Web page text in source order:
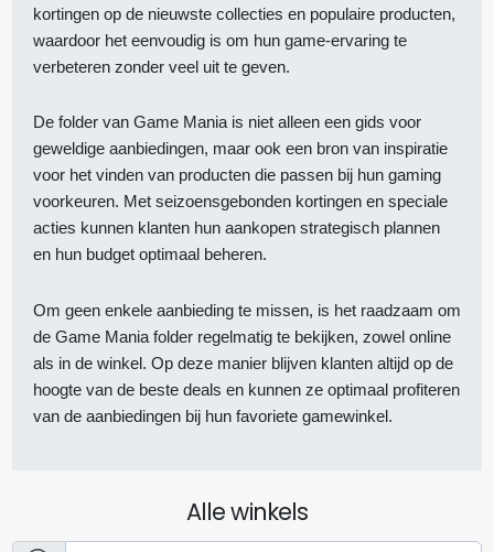
kortingen op de nieuwste collecties en populaire producten,
waardoor het eenvoudig is om hun game-ervaring te
verbeteren zonder veel uit te geven.
De folder van Game Mania is niet alleen een gids voor
geweldige aanbiedingen, maar ook een bron van inspiratie
voor het vinden van producten die passen bij hun gaming
voorkeuren. Met seizoensgebonden kortingen en speciale
acties kunnen klanten hun aankopen strategisch plannen
en hun budget optimaal beheren.
Om geen enkele aanbieding te missen, is het raadzaam om
de Game Mania folder regelmatig te bekijken, zowel online
als in de winkel. Op deze manier blijven klanten altijd op de
hoogte van de beste deals en kunnen ze optimaal profiteren
van de aanbiedingen bij hun favoriete gamewinkel.
Alle winkels